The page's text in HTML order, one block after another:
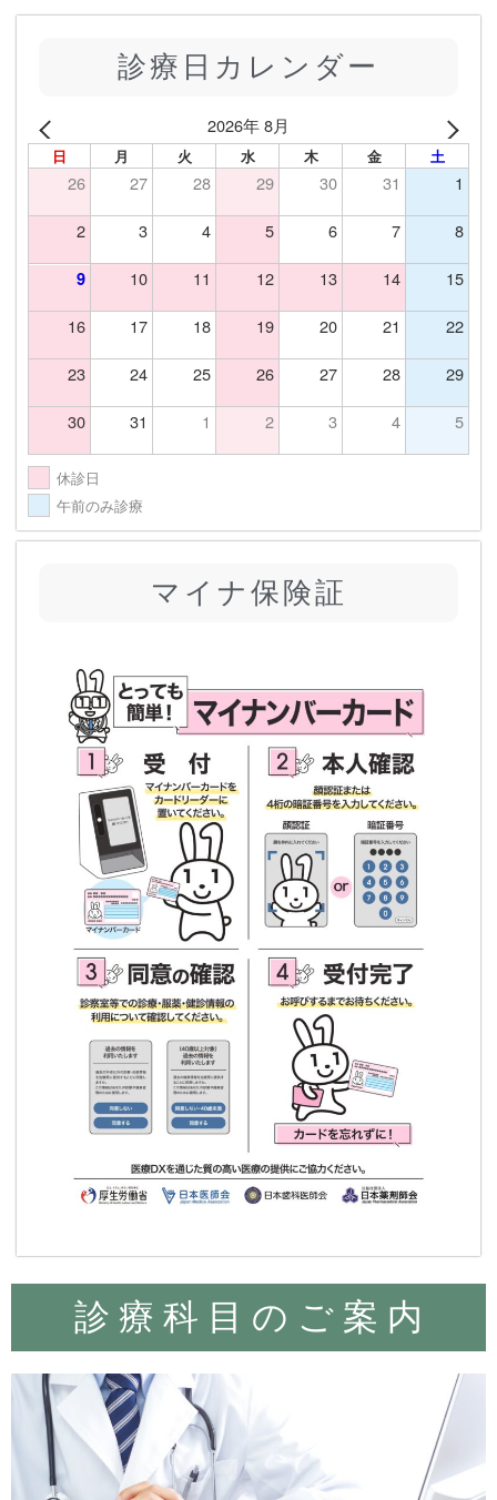
診療日カレンダー
2026年 8月
日 月 火 水 木 金 土
26 27 28 29 30 31 1
2 3 4 5 6 7 8
9 10 11 12 13 14 15
16 17 18 19 20 21 22
23 24 25 26 27 28 29
30 31 1 2 3 4 5
休診日
午前のみ診療
マイナ保険証
診 療 科 目 の ご 案 内